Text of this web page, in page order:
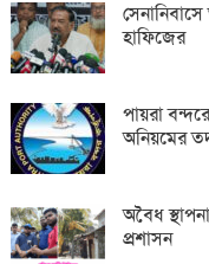
হাফিজের
পায়রা
অনিয়মের
অবৈধ
প্রশাসন